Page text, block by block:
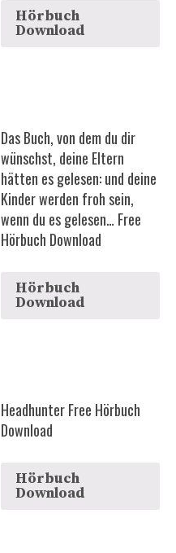
Hörbuch
Download
Das Buch, von dem du dir
wünschst, deine Eltern
hätten es gelesen: und deine
Kinder werden froh sein,
wenn du es gelesen… Free
Hörbuch Download
Hörbuch
Download
Headhunter Free Hörbuch
Download
Hörbuch
Download